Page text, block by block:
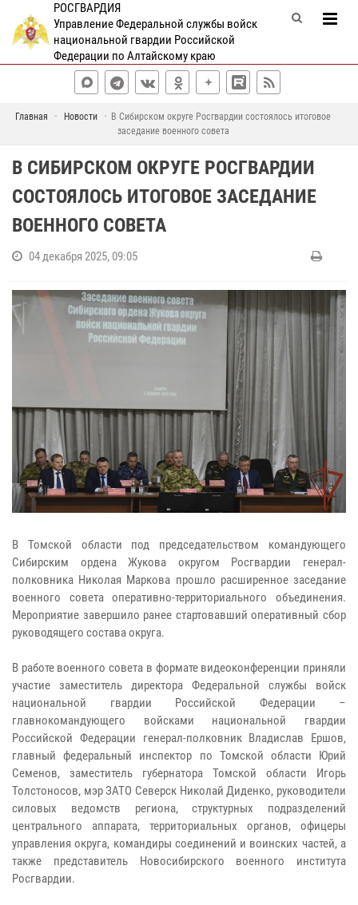
РОСГВАРДИЯ
Управление Федеральной службы войск
национальной гвардии Российской
Федерации по Алтайскому краю
Главная Новости
В Сибирском округе Росгвардии состоялось итоговое
заседание военного совета
В СИБИРСКОМ ОКРУГЕ РОСГВАРДИИ
СОСТОЯЛОСЬ ИТОГОВОЕ ЗАСЕДАНИЕ
ВОЕННОГО СОВЕТА
04 декабря 2025, 09:05
В Томской области под председательством командующего
Сибирским ордена Жукова округом Росгвардии генерал-
полковника Николая Маркова прошло расширенное заседание
военного совета оперативно-территориального объединения.
Мероприятие завершило ранее стартовавший оперативный сбор
руководящего состава округа.
В работе военного совета в формате видеоконференции приняли
участие заместитель директора Федеральной службы войск
национальной гвардии Российской Федерации –
главнокомандующего войсками национальной гвардии
Российской Федерации генерал-полковник Владислав Ершов,
главный федеральный инспектор по Томской области Юрий
Семенов, заместитель губернатора Томской области Игорь
Толстоносов, мэр ЗАТО Северск Николай Диденко, руководители
силовых ведомств региона, структурных подразделений
центрального аппарата, территориальных органов, офицеры
управления округа, командиры соединений и воинских частей, а
также представитель Новосибирского военного института
Росгвардии.